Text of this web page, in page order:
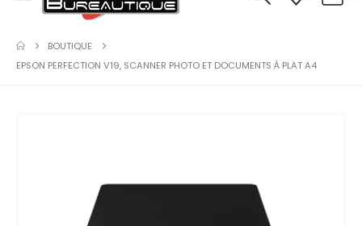
BOUTIQUE
EPSON PERFECTION V19, SCANNER PHOTO ET DOCUMENTS À PLAT A4